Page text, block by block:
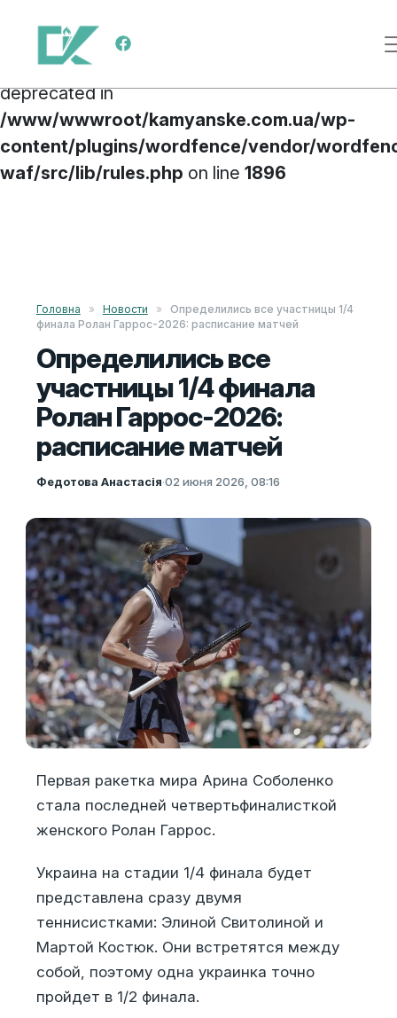
Deprecated
: preg_replace(): Passing null to
parameter #3 ($subject) of type array|string is
deprecated in
/www/wwwroot/kamyanske.com.ua/wp-
content/plugins/wordfence/vendor/
waf/src/lib/rules.php on line 1896
Меню навигации
Головна » Новости »
Определились все участницы 1/4
финала Ролан Гаррос-2026: расписание матчей
Определились все
участницы 1/4 финала
Ролан Гаррос-2026:
расписание матчей
Федотова Анастасія·02 июня 2026, 08:16
Первая ракетка мира Арина Соболенко
стала последней четвертьфиналисткой
женского Ролан Гаррос.
Украина на стадии 1/4 финала будет
представлена сразу двумя
теннисистками: Элиной Свитолиной и
Мартой Костюк. Они встретятся между
собой, поэтому одна украинка точно
пройдет в 1/2 финала.